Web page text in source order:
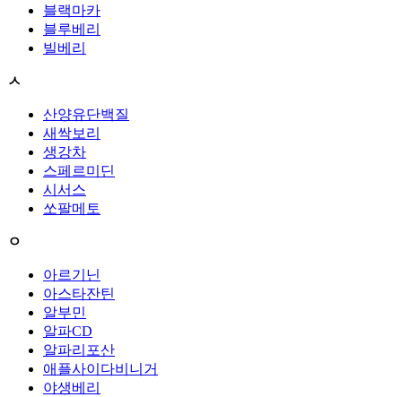
블랙마카
블루베리
빌베리
ㅅ
산양유단백질
새싹보리
생강차
스페르미딘
시서스
쏘팔메토
ㅇ
아르기닌
아스타잔틴
알부민
알파CD
알파리포산
애플사이다비니거
야생베리